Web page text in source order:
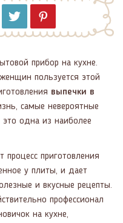
прибор на кухне.
пользуется этой
выпечки в
самые невероятные
одна из наиболее
процесс приготовления
у плиты, и дает
и вкусные рецепты.
профессионал
на кухне,